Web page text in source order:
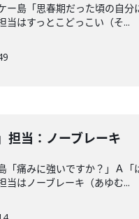
ー島「思春期だった頃の自
当はすっとこどっこい（そ...
担当：ノーブレーキ
「痛みに強いですか？」Ａ
当はノーブレーキ（あゆむ...